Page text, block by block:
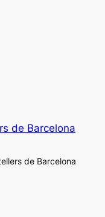
de Barcelona
de Barcelona